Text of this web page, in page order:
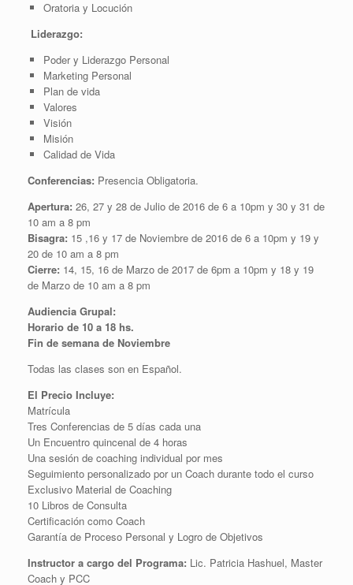
Oratoria y Locución
Liderazgo:
Poder y Liderazgo Personal
Marketing Personal
Plan de vida
Valores
Visión
Misión
Calidad de Vida
Conferencias: Presencia Obligatoria.
Apertura: 26, 27 y 28 de Julio de 2016 de 6 a 10pm y 30 y 31 de
10 am a 8 pm
Bisagra: 15 ,16 y 17 de Noviembre de 2016 de 6 a 10pm y 19 y
20 de 10 am a 8 pm
Cierre: 14, 15, 16 de Marzo de 2017 de 6pm a 10pm y 18 y 19
de Marzo de 10 am a 8 pm
Audiencia Grupal:
Horario de 10 a 18 hs.
Fin de semana de Noviembre
Todas las clases son en Español.
El Precio Incluye:
Matrícula
Tres Conferencias de 5 días cada una
Un Encuentro quincenal de 4 horas
Una sesión de coaching individual por mes
Seguimiento personalizado por un Coach durante todo el curso
Exclusivo Material de Coaching
10 Libros de Consulta
Certificación como Coach
Garantía de Proceso Personal y Logro de Objetivos
Instructor a cargo del Programa: Lic. Patricia Hashuel, Master
Coach y PCC